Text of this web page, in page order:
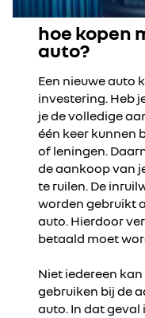
hoe kopen
auto?
Een nieuwe auto
investering. Heb
je de volledige
één keer kunnen
of leningen.
de aankoop van
te ruilen. De
worden gebruikt
auto. Hierdoor
betaald moet
Niet iedereen
gebruiken bij de
auto. In dat geval